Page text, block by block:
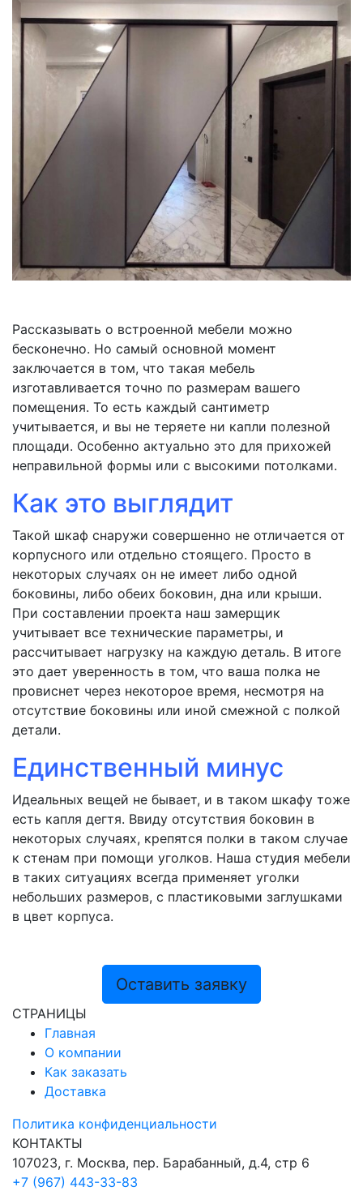
Рассказывать о встроенной мебели можно
бесконечно. Но самый основной момент
заключается в том, что такая мебель
изготавливается точно по размерам вашего
помещения. То есть каждый сантиметр
учитывается, и вы не теряете ни капли полезной
площади. Особенно актуально это для прихожей
неправильной формы или с высокими потолками.
Как это выглядит
Такой шкаф снаружи совершенно не отличается от
корпусного или отдельно стоящего. Просто в
некоторых случаях он не имеет либо одной
боковины, либо обеих боковин, дна или крыши.
При составлении проекта наш замерщик
учитывает все технические параметры, и
рассчитывает нагрузку на каждую деталь. В итоге
это дает уверенность в том, что ваша полка не
провиснет через некоторое время, несмотря на
отсутствие боковины или иной смежной с полкой
детали.
Единственный минус
Идеальных вещей не бывает, и в таком шкафу тоже
есть капля дегтя. Ввиду отсутствия боковин в
некоторых случаях, крепятся полки в таком случае
к стенам при помощи уголков. Наша студия мебели
в таких ситуациях всегда применяет уголки
небольших размеров, с пластиковыми заглушками
в цвет корпуса.
Оставить заявку
СТРАНИЦЫ
Главная
О компании
Как заказать
Доставка
Политика конфиденциальности
КОНТАКТЫ
107023, г. Москва, пер. Барабанный, д.4, стр 6
+7 (967) 443-33-83